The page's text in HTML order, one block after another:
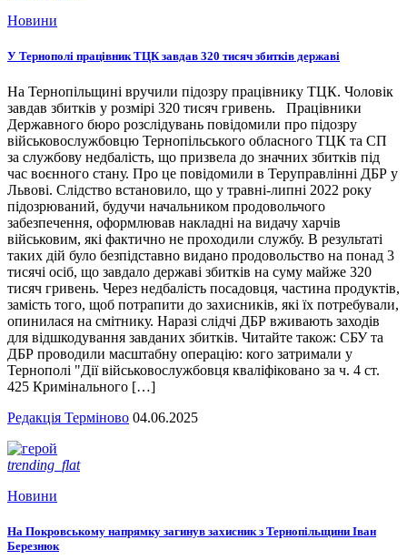
Новини
У Тернополі працівник ТЦК завдав 320 тисяч збитків державі
На Тернопільщині вручили підозру працівнику ТЦК. Чоловік
завдав збитків у розмірі 320 тисяч гривень. Працівники
Державного бюро розслідувань повідомили про підозру
військовослужбовцю Тернопільського обласного ТЦК та СП
за службову недбалість, що призвела до значних збитків під
час воєнного стану. Про це повідомили в Теруправлінні ДБР у
Львові. Слідство встановило, що у травні-липні 2022 року
підозрюваний, будучи начальником продовольчого
забезпечення, оформлював накладні на видачу харчів
військовим, які фактично не проходили службу. В результаті
таких дій було безпідставно видано продовольство на понад 3
тисячі осіб, що завдало державі збитків на суму майже 320
тисяч гривень. Через недбалість посадовця, частина продуктів,
замість того, щоб потрапити до захисників, які їх потребували,
опинилася на смітнику. Наразі слідчі ДБР вживають заходів
для відшкодування завданих збитків. Читайте також: СБУ та
ДБР проводили масштабну операцію: кого затримали у
Тернополі "Дії військовослужбовця кваліфіковано за ч. 4 ст.
425 Кримінального […]
Редакція Терміново 04.06.2025
trending_flat
Новини
На Покровському напрямку загинув захисник з Тернопільщини Іван
Березнюк